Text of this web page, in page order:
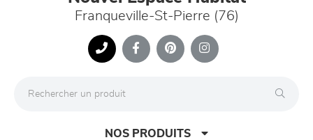
Franqueville-St-Pierre (76)
NOS PRODUITS